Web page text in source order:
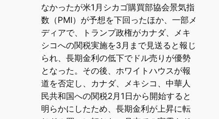
なかったが米1月シカゴ購買部協会景気指
数（PMI）が予想を下回ったほか、一部メ
ディアで、トランプ政権がカナダ、メキ
シコへの関税実施を3月まで見送ると報じ
られ、長期金利の低下でドル売りが優勢
となった。その後、ホワイトハウスが報
道を否定し、カナダ、メキシコ、中華人
民共和国への関税2月1日から開始すると
明らかにしたため、長期金利が上昇に転